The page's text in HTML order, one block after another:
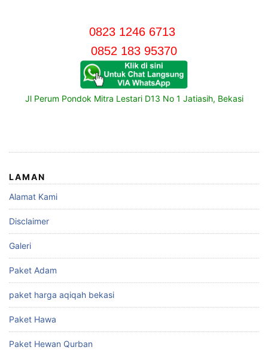
0823 1246 6713
0852 183 95370
Jl Perum Pondok Mitra Lestari D13 No 1 Jatiasih, Bekasi
LAMAN
Alamat Kami
Disclaimer
Galeri
Paket Adam
paket harga aqiqah bekasi
Paket Hawa
Paket Hewan Qurban